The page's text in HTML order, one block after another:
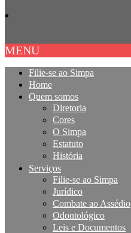
MENU
Filie-se ao Simpa
Home
Quem somos
Diretoria
Cores
O Simpa
Estatuto
História
Serviços
Filie-se ao Simpa
Jurídico
Combate ao Assédio
Odontológico
Leis e Documentos